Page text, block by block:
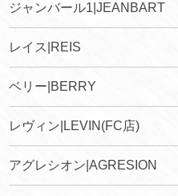
ジャンバール1|JEANBART
レイス|REIS
ベリー|BERRY
レヴィン|LEVIN(FC店)
アグレシオン|AGRESION